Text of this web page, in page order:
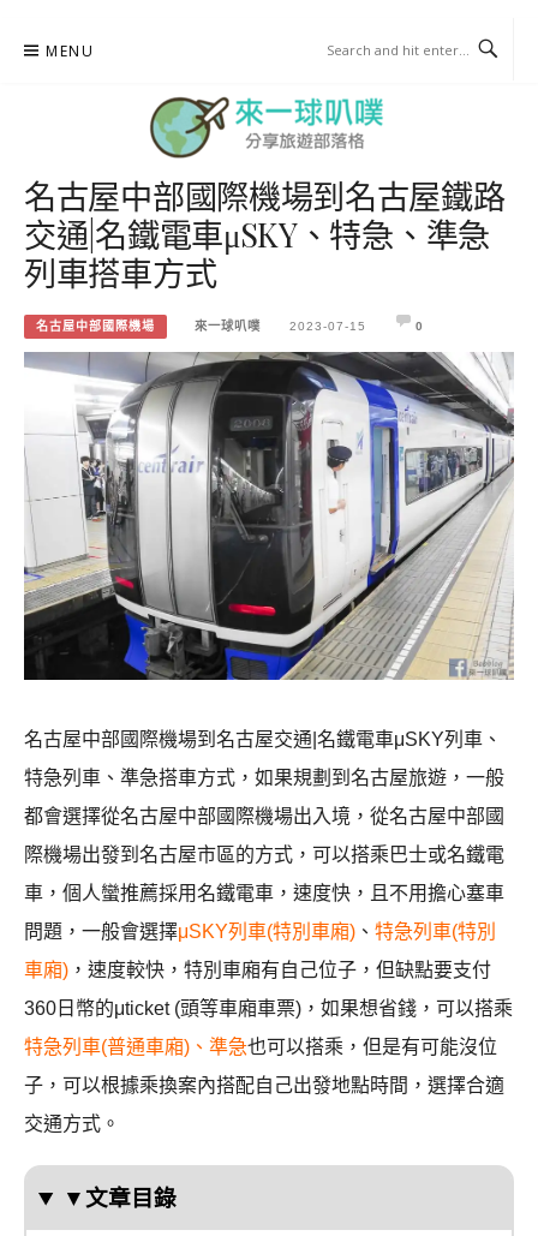
MENU
來一球叭噗
分享日本自助部落格
名古屋中部國際機場到名古屋鐵路
交通|名鐵電車μSKY、特急、準急
列車搭車方式
名古屋中部國際機場 來一球叭噗 2023-07-15 0
名古屋中部國際機場到名古屋交通|名鐵電車μSKY列車、
特急列車、準急搭車方式，如果規劃到名古屋旅遊，一般
都會選擇從名古屋中部國際機場出入境，從名古屋中部國
際機場出發到名古屋市區的方式，可以搭乘巴士或名鐵電
車，個人蠻推薦採用名鐵電車，速度快，且不用擔心塞車
問題，一般會選擇μSKY列車(特別車廂) 、 特急列車(特別
車廂) ，速度較快，特別車廂有自己位子，但缺點要支付
360日幣的μticket (頭等車廂車票)，如果想省錢，可以搭乘
特急列車(普通車廂)、準急也可以搭乘，但是有可能沒位
子，可以根據乘換案內搭配自己出發地點時間，選擇合適
交通方式。
▼文章目錄